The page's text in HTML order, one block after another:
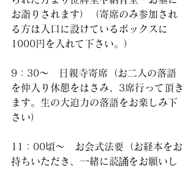
お詣りされます）（寄席のみ参加され
る方は入口に設けているボックスに
1000円を入れて下さい。）
9：30～　日親寺寄席（お二人の落語
を仲入り休憩をはさみ、3席行って頂き
ます。生の大迫力の落語をお楽しみ下
さい）
11：00頃～　お会式法要（お経本をお
持ちいただき、一緒に読誦をお願いし